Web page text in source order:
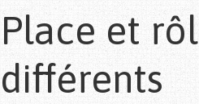
Place et
différents